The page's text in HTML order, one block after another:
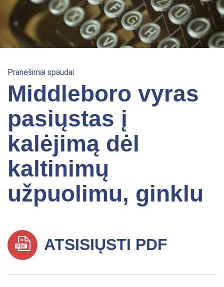
Pranešimai spaudai
Middleboro vyras
pasiųstas į
kalėjimą dėl
kaltinimų
užpuolimu, ginklu
ATSISIŲSTI PDF